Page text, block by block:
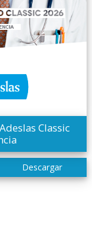
Classic